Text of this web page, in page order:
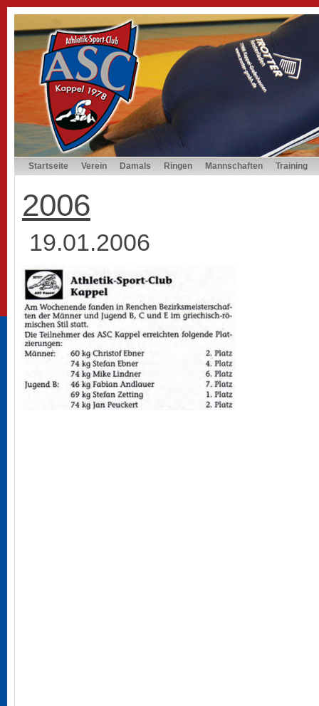
Startseite Verein Damals Ringen Mannschaften Training
2006
19.01.2006